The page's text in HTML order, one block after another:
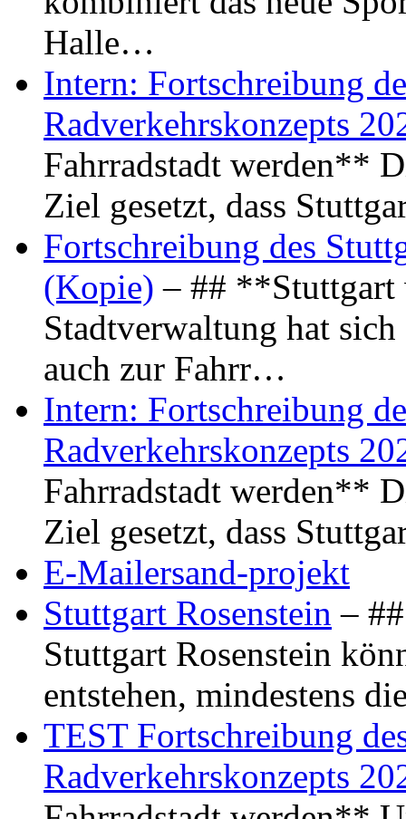
Halle…
Intern: Fortschreibung
Radverkehrskonzepts
Fahrradstadt werden**
Ziel gesetzt, dass
Fortschreibung des
(Kopie) – ## **Stuttgart
Stadtverwaltung hat
auch zur Fahrr…
Intern: Fortschreibung
Radverkehrskonzepts
Fahrradstadt werden**
Ziel gesetzt, dass
E-Mailersand-projekt
Stuttgart Rosenstein –
Stuttgart Rosenstein
entstehen, mindestens
TEST Fortschreibung
Radverkehrskonzepts